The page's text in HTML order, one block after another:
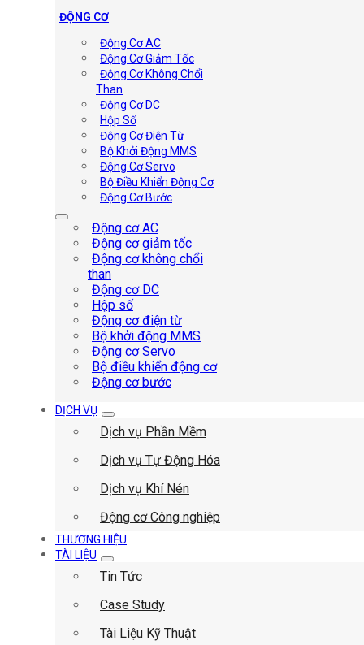
ĐỘNG CƠ
Động Cơ AC
Động Cơ Giảm Tốc
Động Cơ Không Chổi
Than
Động Cơ DC
Hộp Số
Động Cơ Điện Từ
Bộ Khởi Động MMS
Động Cơ Servo
Bộ Điều Khiển Động Cơ
Động Cơ Bước
Động cơ AC
Động cơ giảm tốc
Động cơ không chổi
than
Động cơ DC
Hộp số
Động cơ điện từ
Bộ khởi động MMS
Động cơ Servo
Bộ điều khiển động cơ
Động cơ bước
DỊCH VỤ
Dịch vụ Phần Mềm
Dịch vụ Tự Động Hóa
Dịch vụ Khí Nén
Động cơ Công nghiệp
THƯƠNG HIỆU
TÀI LIỆU
Tin Tức
Case Study
Tài Liệu Kỹ Thuật